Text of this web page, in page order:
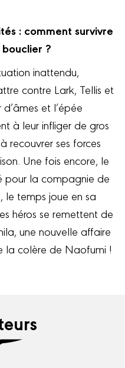
: comment survivre
?
inattendu,
contre Lark, Tellis et
et l’épée
à leur infliger de gros
recouvrer ses forces
Une fois encore, le
la compagnie de
le temps joue en sa
héros se remettent de
une nouvelle affaire
la colère de Naofumi !